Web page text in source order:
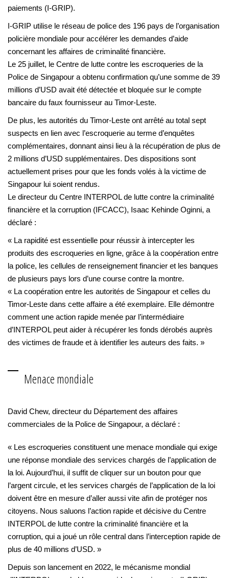
paiements (I-GRIP).
I-GRIP utilise le réseau de police des 196 pays de l’organisation
policière mondiale pour accélérer les demandes d’aide
concernant les affaires de criminalité financière.
Le 25 juillet, le Centre de lutte contre les escroqueries de la
Police de Singapour a obtenu confirmation qu’une somme de 39
millions d’USD avait été détectée et bloquée sur le compte
bancaire du faux fournisseur au Timor-Leste.
De plus, les autorités du Timor-Leste ont arrêté au total sept
suspects en lien avec l’escroquerie au terme d’enquêtes
complémentaires, donnant ainsi lieu à la récupération de plus de
2 millions d’USD supplémentaires. Des dispositions sont
actuellement prises pour que les fonds volés à la victime de
Singapour lui soient rendus.
Le directeur du Centre INTERPOL de lutte contre la criminalité
financière et la corruption (IFCACC), Isaac Kehinde Oginni, a
déclaré :
« La rapidité est essentielle pour réussir à intercepter les
produits des escroqueries en ligne, grâce à la coopération entre
la police, les cellules de renseignement financier et les banques
de plusieurs pays lors d’une course contre la montre.
« La coopération entre les autorités de Singapour et celles du
Timor-Leste dans cette affaire a été exemplaire. Elle démontre
comment une action rapide menée par l’intermédiaire
d’INTERPOL peut aider à récupérer les fonds dérobés auprès
des victimes de fraude et à identifier les auteurs des faits. »
Menace mondiale
David Chew, directeur du Département des affaires
commerciales de la Police de Singapour, a déclaré :
« Les escroqueries constituent une menace mondiale qui exige
une réponse mondiale des services chargés de l’application de
la loi. Aujourd’hui, il suffit de cliquer sur un bouton pour que
l’argent circule, et les services chargés de l’application de la loi
doivent être en mesure d’aller aussi vite afin de protéger nos
citoyens. Nous saluons l’action rapide et décisive du Centre
INTERPOL de lutte contre la criminalité financière et la
corruption, qui a joué un rôle central dans l’interception rapide de
plus de 40 millions d’USD. »
Depuis son lancement en 2022, le mécanisme mondial